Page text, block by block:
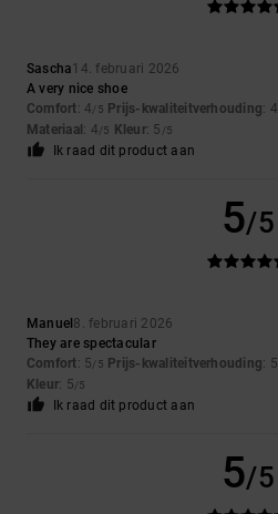
Sascha14. februari 2026
A very nice shoe
Comfort: 4/5 Prijs-kwaliteitverhouding: 4
Materiaal : 4/5 Kleur: 5 /5
Ik raad dit product aan
5/5
Manuel 8. februari 2026
They are spectacular
Comfort: 5/5 Prijs-kwaliteitverhouding: 5
Kleur: 5/5
Ik raad dit product aan
5/5